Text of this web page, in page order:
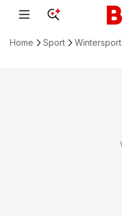
Home Sport Wintersport